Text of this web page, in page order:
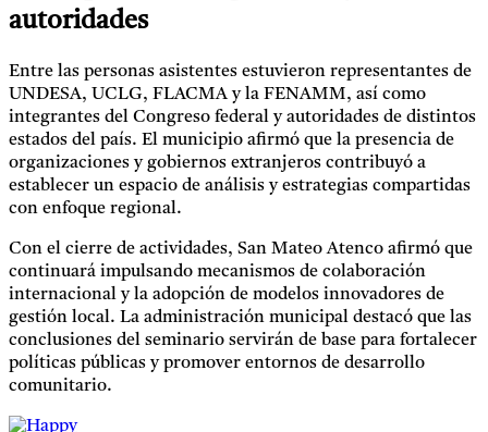
autoridades
Entre las personas asistentes estuvieron representantes de
UNDESA, UCLG, FLACMA y la FENAMM, así como
integrantes del Congreso federal y autoridades de distintos
estados del país. El municipio afirmó que la presencia de
organizaciones y gobiernos extranjeros contribuyó a
establecer un espacio de análisis y estrategias compartidas
con enfoque regional.
Con el cierre de actividades, San Mateo Atenco afirmó que
continuará impulsando mecanismos de colaboración
internacional y la adopción de modelos innovadores de
gestión local. La administración municipal destacó que las
conclusiones del seminario servirán de base para fortalecer
políticas públicas y promover entornos de desarrollo
comunitario.